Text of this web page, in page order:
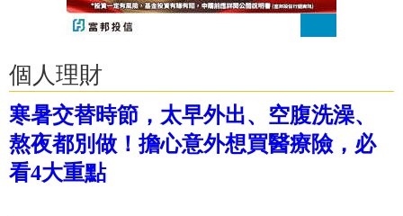
個人理財
寒暑交替時節，太早外出、空腹洗澡、
熬夜都別做！擔心意外想買醫療險，必
看4大重點